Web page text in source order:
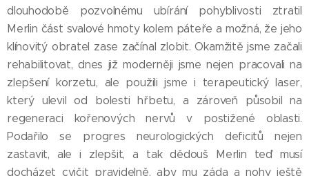
dlouhodobě pozvolnému ubírání pohyblivosti ztratil
Merlin část svalové hmoty kolem páteře a možná, že jeho
klínovitý obratel zase začínal zlobit. Okamžitě jsme začali
rehabilitovat, dnes již moderněji jsme nejen pracovali na
zlepšení korzetu, ale použili jsme i terapeutický laser,
který ulevil od bolesti hřbetu, a zároveň působil na
regeneraci kořenových nervů v postižené oblasti.
Podařilo se progres neurologických deficitů nejen
zastavit, ale i zlepšit, a tak dědouš Merlin teď musí
docházet cvičit pravidelně, aby mu záda a nohy ještě